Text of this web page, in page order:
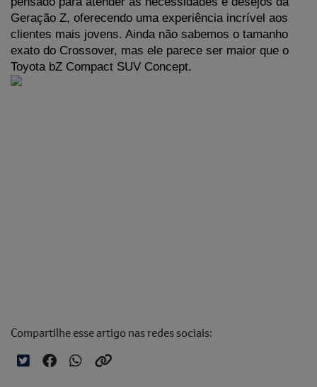
Geração Z, oferecendo uma experiência incrível aos
clientes mais jovens. Ainda não sabemos o tamanho
exato do Crossover, mas ele parece ser maior que o
Toyota bZ Compact SUV Concept.
Compartilhe esse artigo nas redes sociais: